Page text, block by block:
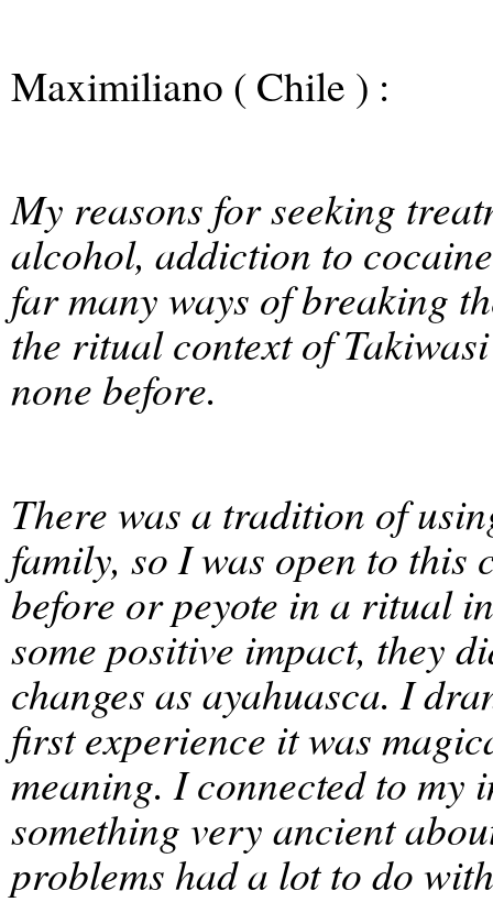
Maximiliano ( Chile ) :
My reasons for seeking
alcohol, addiction to
far many ways of breaking
the ritual context of
none before.
There was a tradition of
family, so I was open to this
before or peyote in a ritual
some positive impact, they
changes as ayahuasca. I
first experience it was
meaning. I connected to my
something very ancient
problems had a lot to do